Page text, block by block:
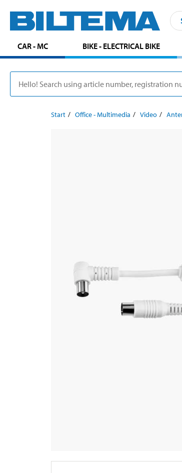
CAR - MC BIKE - ELECTRICAL BIKE
Start Office - Multimedia Video